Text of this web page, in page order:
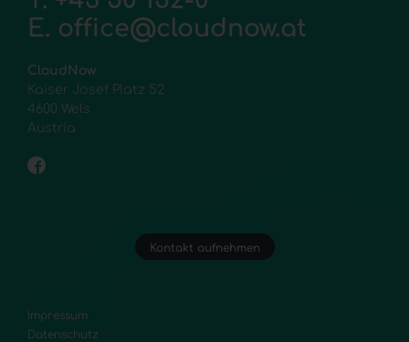
E. office@cloudnow.at
CloudNow
Kaiser Josef Platz 52
4600 Wels
Austria
Kontakt aufnehmen
Impressum
Datenschutz